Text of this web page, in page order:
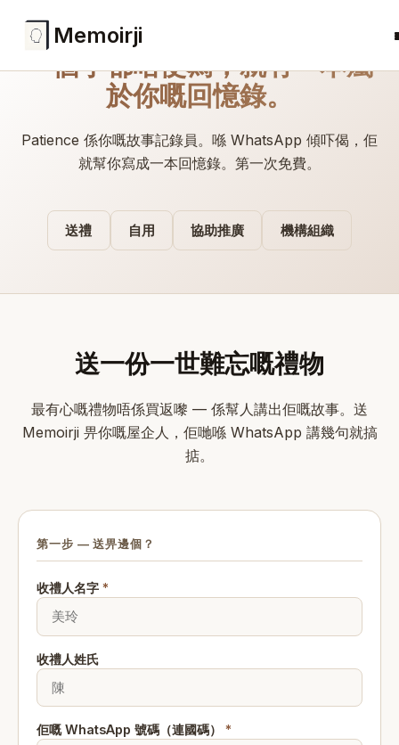
Memoirji
一個字都唔使寫，就有一本屬
於你嘅回憶錄。
Patience 係你嘅故事記錄員。喺 WhatsApp 傾吓偈，佢
就幫你寫成一本回憶錄。第一次免費。
送禮 自用 協助推廣 機構組織
送一份一世難忘嘅禮物
最有心嘅禮物唔係買返嚟 — 係幫人講出佢嘅故事。送
Memoirji 畀你嘅屋企人，佢哋喺 WhatsApp 講幾句就搞
掂。
第一步 — 送畀邊個？
收禮人名字 *
收禮人姓氏
佢嘅 WhatsApp 號碼（連國碼） *